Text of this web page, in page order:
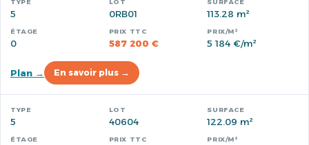
5 0RB01 113.28 m²
0 587 200 € 5 184 €/m²
Plan → En savoir plus →
5 40604 122.09 m²